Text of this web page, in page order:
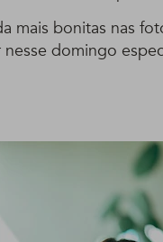
mais bonitas nas
nesse domingo